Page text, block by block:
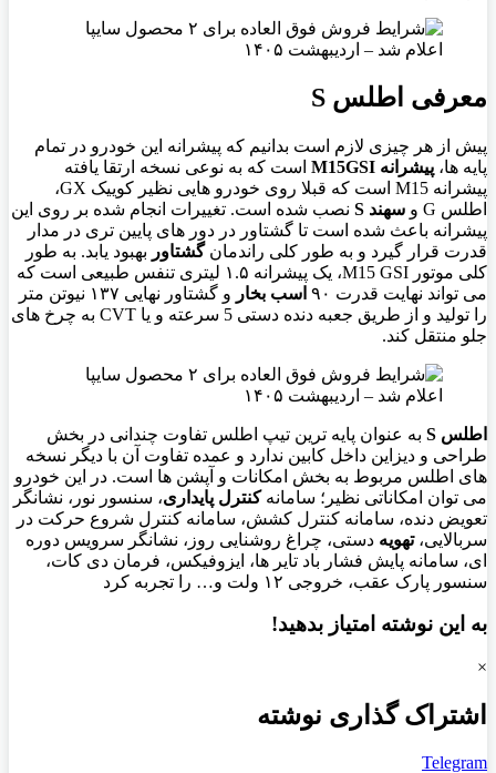
معرفی اطلس S
پیش از هر چیزی لازم است بدانیم که پیشرانه این خودرو در تمام
پایه ها، پیشرانه M15GSI
است که به نوعی نسخه ارتقا یافته
پیشرانه M15 است که قبلا روی خودرو هایی نظیر کوییک GX،
اطلس G و
سهند S
نصب شده است. تغییرات انجام شده بر روی این
پیشرانه باعث شده است تا گشتاور در دور های پایین تری در مدار
قدرت قرار گیرد و به طور کلی راندمانگشتاور بهبود یابد. به طور
کلی موتور M15 GSI، یک پیشرانه ۱.۵ لیتری تنفس طبیعی است که
می تواند نهایت قدرت ۹۰
اسب بخار
و گشتاور نهایی ۱۳۷ نیوتن متر
را تولید و از طریق جعبه دنده دستی 5 سرعته و یا CVT به چرخ های
جلو منتقل کند.
اطلس S
به عنوان پایه ترین تیپ اطلس تفاوت چندانی در بخش
طراحی و دیزاین داخل کابین ندارد و عمده تفاوت آن با دیگر نسخه
های اطلس مربوط به بخش امکانات و آپشن ها است. در این خودرو
می توان امکاناتی نظیر؛ سامانهکنترل پایداری، سنسور نور، نشانگر
تعویض دنده، سامانه کنترل کشش، سامانه کنترل شروع حرکت در
سربالایی،تهویه دستی، چراغ روشنایی روز، نشانگر سرویس دوره
ای، سامانه پایش فشار باد تایر ها، ایزوفیکس، فرمان دی کات،
سنسور پارک عقب، خروجی ۱۲ ولت و… را تجربه کرد
به این نوشته امتیاز بدهید!
×
اشتراک گذاری نوشته
Telegram